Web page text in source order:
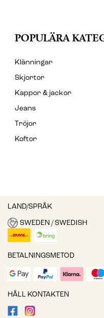
POPULÄRA
Klänningar
Skjortor
Kappor & jackor
Jeans
Tröjor
Koftor
LAND/SPRÅK
SWEDEN / SWEDISH
BETALNINGSMETOD
HÅLL KONTAKTEN